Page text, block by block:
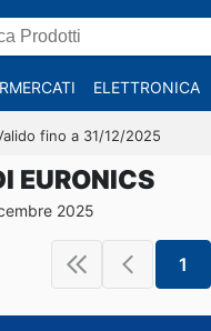
ELETTRONICA
fino a 31/12/2025
EURONICS
2025
1